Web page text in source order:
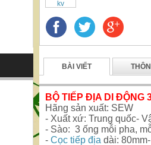
BÀI VIẾT
BỘ TIẾP ĐỊA DI ĐỘNG
Hãng sản xuất: SEW
- Xuất xứ: Trung quốc-
- Sào: 3 ống mỗi pha,
- Cọc tiếp địa dài: